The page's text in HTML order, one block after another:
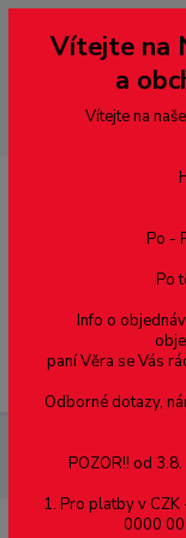
--- pro zákazníky ze
přepněte si e-shop
dobírky – pokud si z
domluvě zaslána
případě bude
914/457 mm, 10°, délka
Vítejte na
a
Vítejte na
Po -
Po
Info o
paní Věra se Vás
Odborné dotazy,
POZOR!! od
1. Pro platby v
0000